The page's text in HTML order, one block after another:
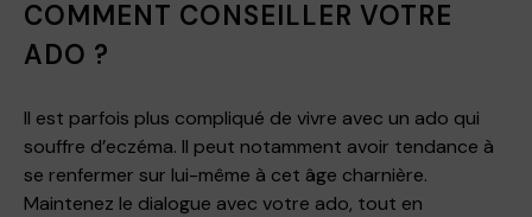
COMMENT CONSEILLER VOTRE
ADO ?
Il est parfois plus compliqué de vivre avec un ado qui
souffre d’eczéma. Il peut notamment avoir tendance à
se renfermer sur lui-même à cet âge charnière.
Maintenez le dialogue avec votre ado, tout en